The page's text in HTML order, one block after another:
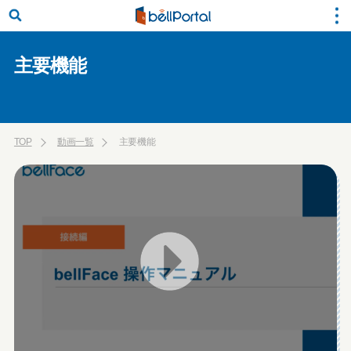
主要機能
TOP 動画一覧 主要機能